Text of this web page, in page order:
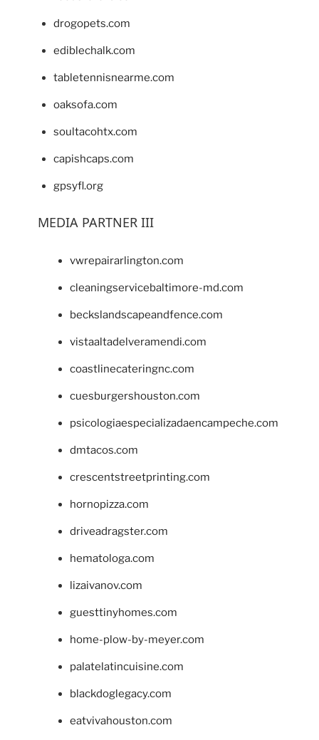
drogopets.com
ediblechalk.com
tabletennisnearme.com
oaksofa.com
soultacohtx.com
capishcaps.com
gpsyfl.org
MEDIA PARTNER III
vwrepairarlington.com
cleaningservicebaltimore-md.com
beckslandscapeandfence.com
vistaaltadelveramendi.com
coastlinecateringnc.com
cuesburgershouston.com
psicologiaespecializadaencampeche.com
dmtacos.com
crescentstreetprinting.com
hornopizza.com
driveadragster.com
hematologa.com
lizaivanov.com
guesttinyhomes.com
home-plow-by-meyer.com
palatelatincuisine.com
blackdoglegacy.com
eatvivahouston.com